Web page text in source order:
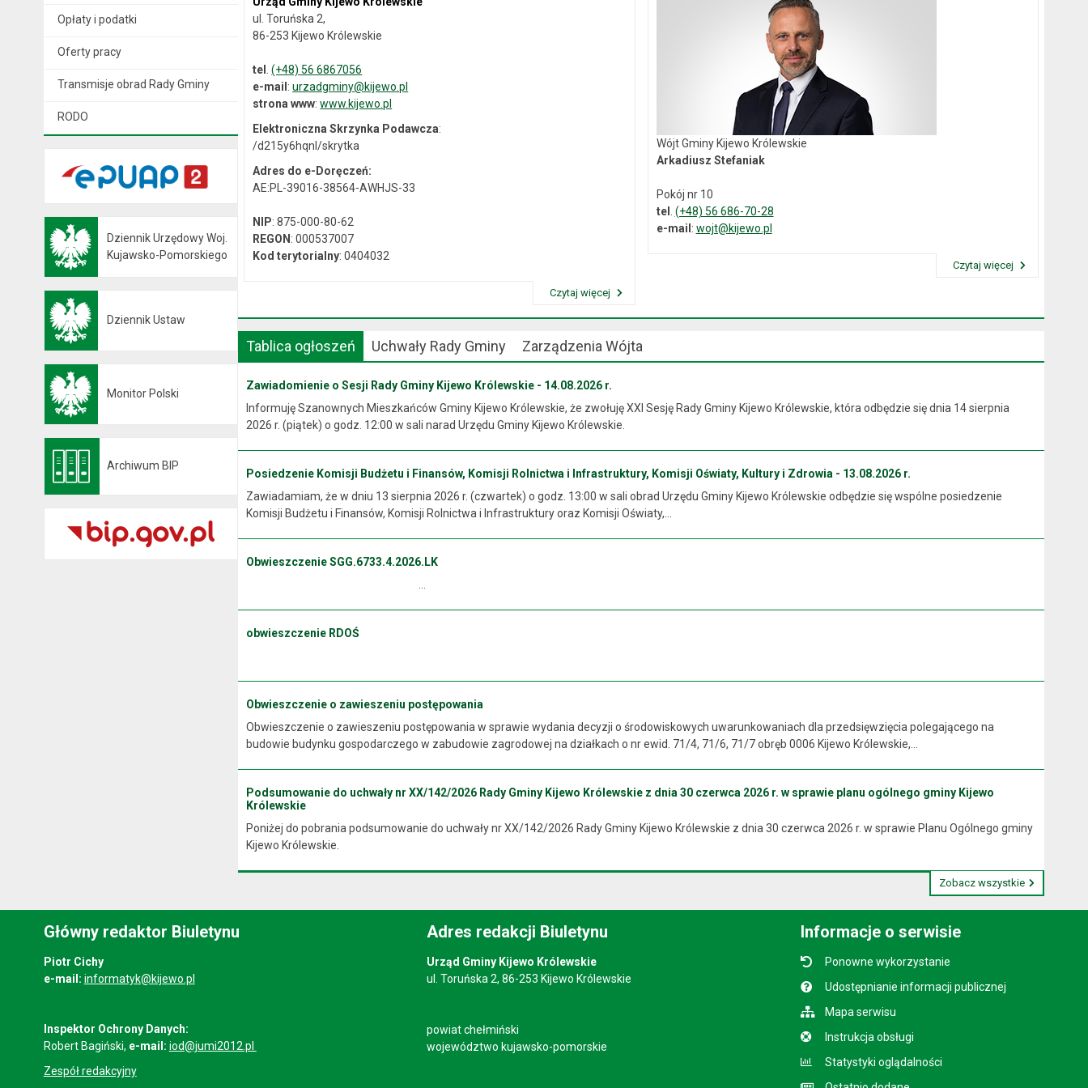
Opłaty i podatki
Oferty pracy
Transmisje obrad Rady Gminy
RODO
Dziennik Urzędowy Woj.
Kujawsko-Pomorskiego
Dziennik Ustaw
Monitor Polski
Archiwum BIP
ul. Toruńska 2,
86-253 Kijewo Królewskie
tel .(+48) 56 6867056
e-mail :urzadgminy@kijewo.pl
strona www:www.kijewo.pl
Elektroniczna Skrzynka Podawcza:
/d215y6hqnl/skrytka
Adres do e-Doręczeń:
AE:PL-39016-38564-AWHJS-33
NIP: 875-000-80-62
REGON : 000537007
Kod terytorialny: 0404032
Czytaj więcej
Wójt Gminy Kijewo Królewskie
Arkadiusz Stefaniak
Pokój nr 10
tel
(+48) 56 686-70-28
e-mail : wojt@kijewo.pl
Czytaj więcej
Tablica ogłoszeń Uchwały Rady Gminy Zarządzenia Wójta
Zawiadomienie o Sesji Rady Gminy Kijewo Królewskie - 14.08.2026 r.
Informuję Szanownych Mieszkańców Gminy Kijewo Królewskie, że zwołuję XXI Sesję Rady Gminy Kijewo Królewskie, która odbędzie się dnia 14 sierpnia
2026 r. (piątek) o godz. 12:00 w sali narad Urzędu Gminy Kijewo Królewskie.
Posiedzenie Komisji Budżetu i Finansów, Komisji Rolnictwa i Infrastruktury, Komisji Oświaty, Kultury i Zdrowia - 13.08.2026 r.
Zawiadamiam, że w dniu 13 sierpnia 2026 r. (czwartek) o godz. 13:00 w sali obrad Urzędu Gminy Kijewo Królewskie odbędzie się wspólne posiedzenie
Komisji Budżetu i Finansów, Komisji Rolnictwa i Infrastruktury oraz Komisji Oświaty,...
Obwieszczenie SGG.6733.4.2026.LK
obwieszczenie RDOŚ
Obwieszczenie o zawieszeniu postępowania
Obwieszczenie o zawieszeniu postępowania w sprawie wydania decyzji o środowiskowych uwarunkowaniach dla przedsięwzięcia polegającego na
budowie budynku gospodarczego w zabudowie zagrodowej na działkach o nr ewid. 71/4, 71/6, 71/7 obręb 0006 Kijewo Królewskie,...
Podsumowanie do uchwały nr XX/142/2026 Rady Gminy Kijewo Królewskie z dnia 30 czerwca 2026 r. w sprawie planu ogólnego gminy Kijewo
Królewskie
Poniżej do pobrania podsumowanie do uchwały nr XX/142/2026 Rady Gminy Kijewo Królewskie z dnia 30 czerwca 2026 r. w sprawie Planu Ogólnego gminy
Kijewo Królewskie.
Zobacz wszystkie
Główny redaktor Biuletynu
Piotr Cichy
e-mail: informatyk@kijewo.pl
Inspektor Ochrony Danych:
Robert Bagiński, e-mail: iod@jumi2012.pl
Zespół redakcyjny
Adres redakcji Biuletynu
Urząd Gminy Kijewo Królewskie
ul. Toruńska 2, 86-253 Kijewo Królewskie
powiat chełmiński
województwo kujawsko-pomorskie
Informacje o serwisie
Ponowne wykorzystanie
Udostępnianie informacji publicznej
Mapa serwisu
Instrukcja obsługi
Statystyki oglądalności